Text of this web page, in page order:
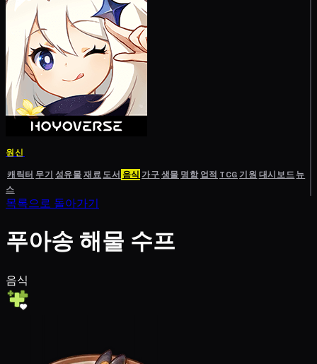
원신
캐릭터 무기 성유물재료도서 음식 가구생물 명함 업적 TCG기원 대시보드뉴
스
목록으로 돌아가기
푸아송 해물 수프
음식